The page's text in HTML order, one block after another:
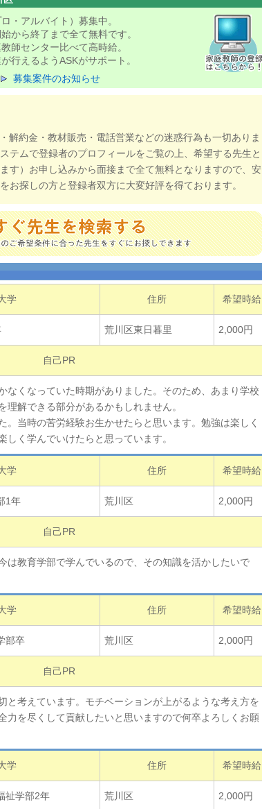
・アルバイト）募集中。
から終了まで全て無料です。
師センター比べて高時給。
行えるようASKがサポート。
募集案件のお知らせ
解約金・教材販売・電話営業などの迷惑行為も一切ありま
テムで登録者のプロフィールをご覧の上、希望する先生と
す）お申し込みから面接まで全て無料となりますので、安
お探しの方と登録者双方に大変好評を得ております。
学 住所 希望時給
荒川区東日暮里 2,000円
自己PR
なくなっていた時期がありました。そのため、あまり学校
理解できる部分があるかもしれません。
。当時の苦労経験お生かせたらと思います。勉強は楽しく
く学んでいけたらと思っています。
学 住所 希望時給
1年 荒川区 2,000円
自己PR
は教育学部で学んでいるので、その知識を活かしたいで
学 住所 希望時給
部卒 荒川区 2,000円
自己PR
と考えています。モチベーションが上がるような考え方を
力を尽くして貢献したいと思いますので何卒よろしくお願
学 住所 希望時給
祉学部2年 荒川区 2,000円